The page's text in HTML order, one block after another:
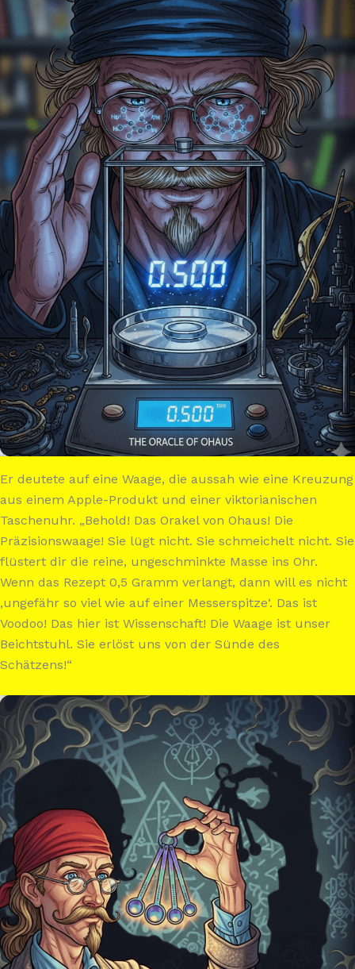
Er deutete auf eine Waage, die aussah wie eine Kreuzung
aus einem Apple-Produkt und einer viktorianischen
Taschenuhr. „Behold! Das Orakel von Ohaus! Die
Präzisionswaage! Sie lügt nicht. Sie schmeichelt nicht. Sie
flüstert dir die reine, ungeschminkte Masse ins Ohr.
Wenn das Rezept 0,5 Gramm verlangt, dann will es nicht
‚ungefähr so viel wie auf einer Messerspitze‘. Das ist
Voodoo! Das hier ist Wissenschaft! Die Waage ist unser
Beichtstuhl. Sie erlöst uns von der Sünde des
Schätzens!“